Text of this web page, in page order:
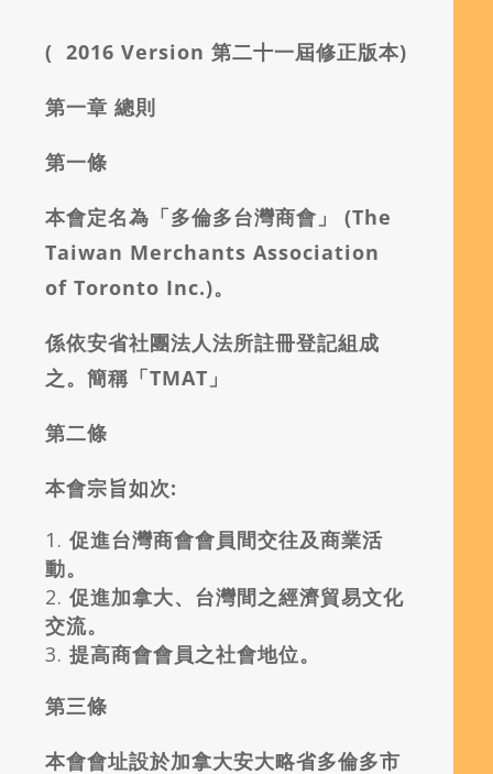
( 2016 Version 第二十一屆修正版本)
第一章 總則
第一條
本會定名為「多倫多台灣商會」
(The
Taiwan Merchants Association
of Toronto Inc.)。
係依安省社團法人法所註冊登記組成
之。簡稱「TMAT」
第二條
本會宗旨如次:
促進台灣商會會員間交往及商業活
動。
促進加拿大、台灣間之經濟貿易文化
交流。
提高商會會員之社會地位。
第三條
本會會址設於加拿大安大略省多倫多市